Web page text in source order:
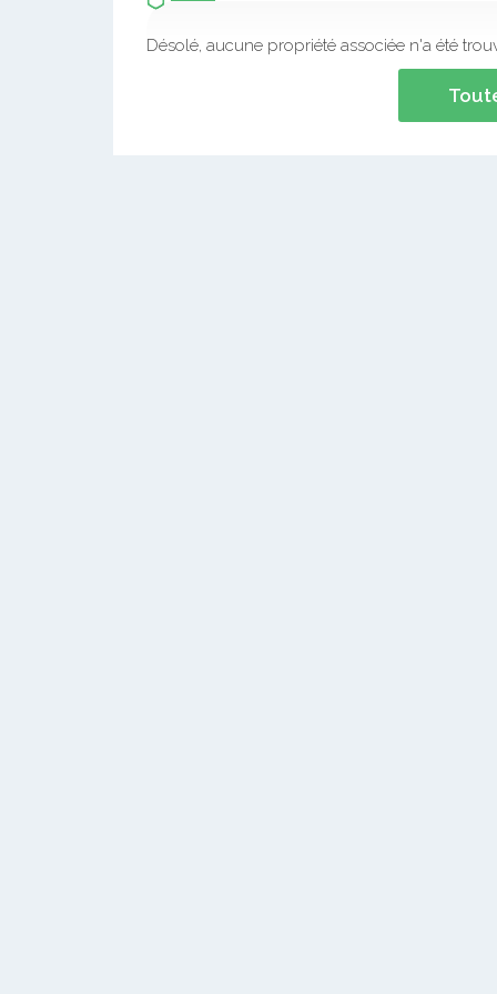
Désolé, aucune propriété associée n'a été